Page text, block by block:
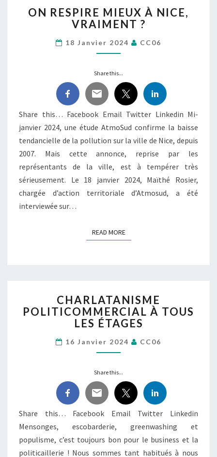
RESPIRE
MIEUX
NICE,
VRAIMENT
ON RESPIRE MIEUX À NICE,
VRAIMENT ?
18 Janvier 2024 CC06
Share this...
Share this… Facebook Email Twitter Linkedin Mi-
janvier 2024, une étude AtmoSud confirme la baisse
tendancielle de la pollution sur la ville de Nice, depuis
2007. Mais cette annonce, reprise par les
représentants de la ville, est à tempérer très
sérieusement. Le 18 janvier 2024, Maïthé Rosier,
chargée d’action territoriale d’Atmosud, a été
interviewée sur…
READ MOREREAD MORE
POLITICOMMERCIAL
À
TOUS
ÉTAGES
CHARLATANISME
POLITICOMMERCIAL À TOUS
LES ÉTAGES
16 Janvier 2024 CC06
Share this...
Share this… Facebook Email Twitter Linkedin
Mensonges, escobarderie, greenwashing et
populisme, c’est toujours bon pour le business et la
politicaillerie ! Nous sommes tant habitués à nous